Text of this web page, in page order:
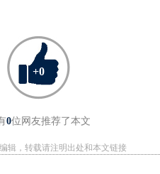
+0
0位网友推荐了本文
辑，转载请注明出处和本文链接